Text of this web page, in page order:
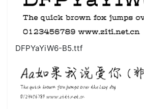
DFPYaYiW6-B5.ttf